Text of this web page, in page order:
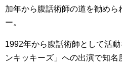
加年から腹話術師の道を勧めら
ー。
1992年から腹話術師として活
ンキッキーズ」への出演で知名